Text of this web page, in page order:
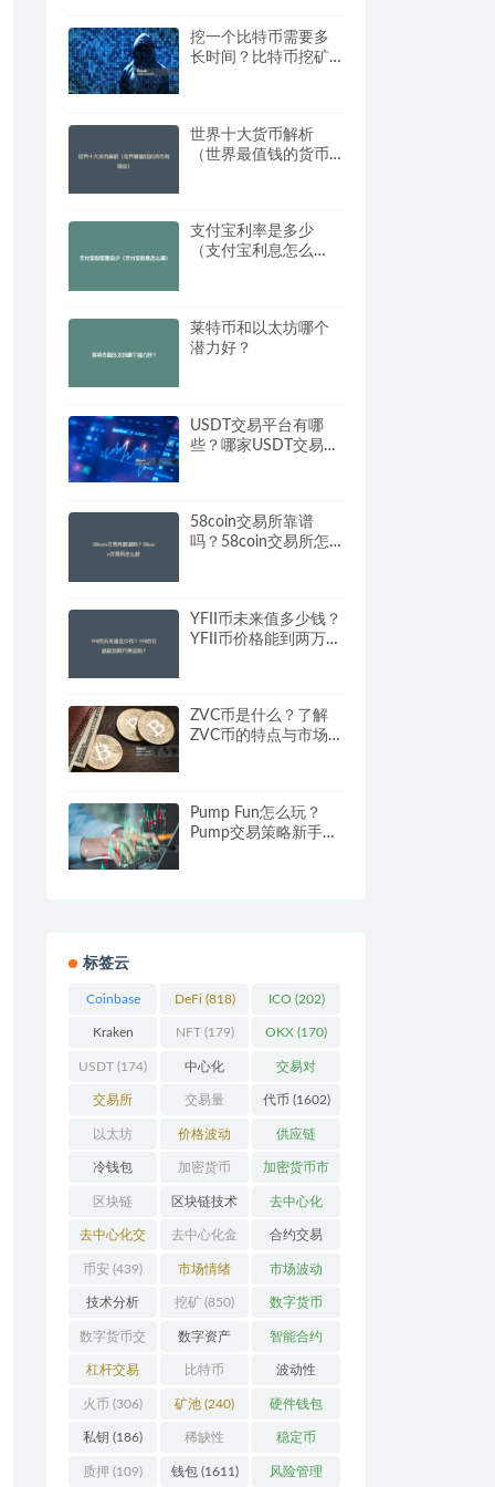
挖一个比特币需要多
长时间？比特币挖矿
世界十大货币解析
（世界最值钱的货币
支付宝利率是多少
（支付宝利息怎么
莱特币和以太坊哪个
潜力好？
USDT交易平台有哪
些？哪家USDT交易所
58coin交易所靠谱
吗？58coin交易所怎
YFII币未来值多少钱？
YFII币价格能到两万美
ZVC币是什么？了解
ZVC币的特点与市场前
Pump Fun怎么玩？
Pump交易策略新手教
标签云
Coinbase
(206)
DeFi (818) ICO (202)
Kraken
(104)
NFT(179) OKX (170)
USDT (174) 中心化
(3923)
交易对
(359)
交易所
(2164)
交易量
(246)
代币 (1602)
以太坊
(741)
价格波动
(630)
供应链
(118)
冷钱包
(175)
加密货币
(5441)
加密货币市
场(701)
区块链
(4598)
区块链技术
(527)
去中心化
(4087)
去中心化交
易所 (196)
去中心化金
融(110)
合约交易
(182)
币安 (439) 市场情绪
(337)
市场波动
(279)
技术分析
(148)
挖矿 (850) 数字货币
(8679)
数字货币交
易(150)
数字资产
(286)
智能合约
(532)
杠杆交易
(231)
比特币
(2377)
波动性
(352)
火币 (306) 矿池 (240) 硬件钱包
(170)
私钥 (186) 稀缺性
(193)
稳定币
(111)
质押 (109) 钱包(1611) 风险管理